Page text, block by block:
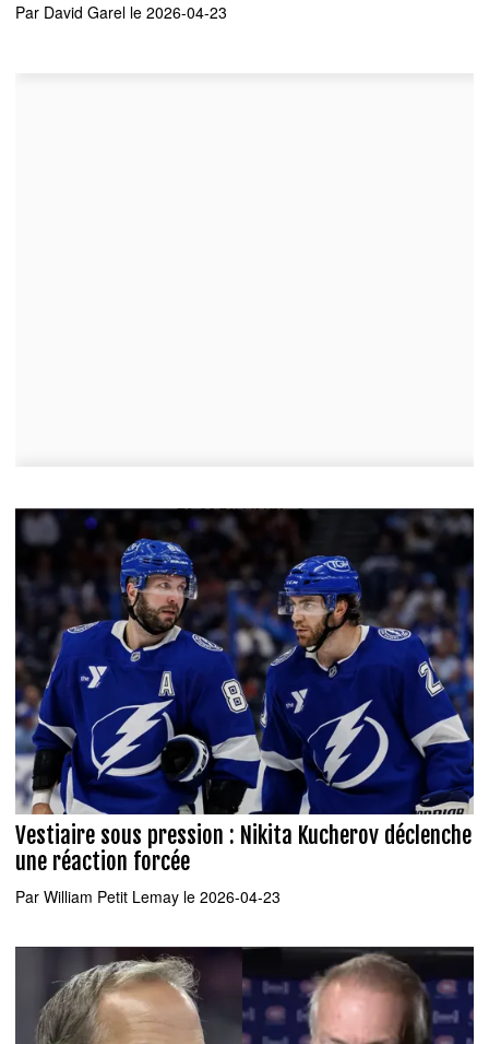
Par David Garel le 2026-04-23
Vestiaire sous pression : Nikita Kucherov déclenche
une réaction forcée
Par William Petit Lemay le 2026-04-23